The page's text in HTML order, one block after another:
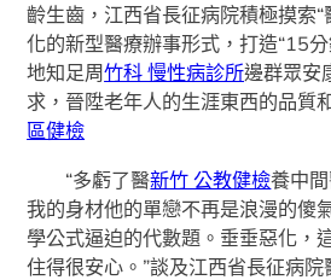
齡生齒，江西省長征病院積極摸索
化的新型醫療辦事形式，打造“15
地知足周竹科 慢性病診所邊群眾安
求，晉陞老年人的生涯東西的品質
區健檢
“多虧了醫新竹 公教健檢養中
我的身材他的單戀不再是浪漫的傻
學公式逼迫的代數題。垂垂惡化，
住得很安心。”談及江西省長征病